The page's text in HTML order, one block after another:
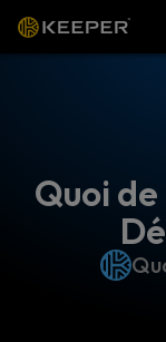
Quoi